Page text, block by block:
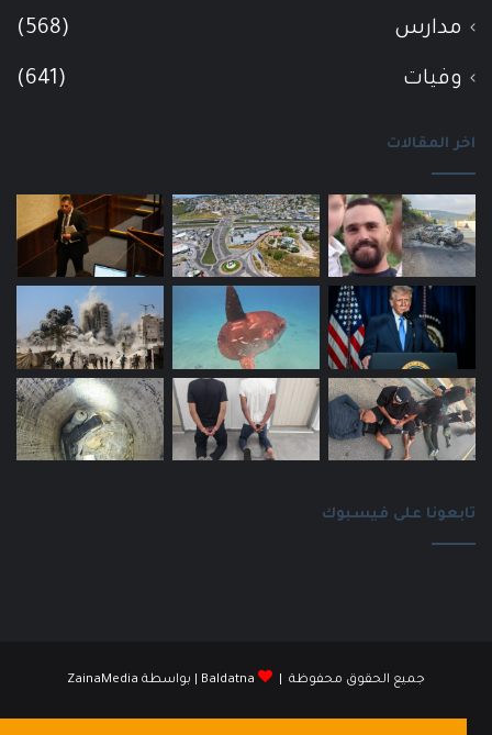
مدارس (568)
وفيات (641)
اخر المقالات
تابعونا على فيسبوك
جميع الحقوق محفوظة | Baldatna | بواسطة ZainaMedia